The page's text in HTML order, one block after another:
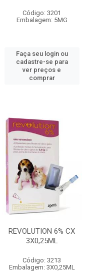
Código: 3201
Embalagem: 5MG
Faça seu login ou
cadastre-se para
ver preços e
comprar
REVOLUTION 6% CX
3X0,25ML
Código: 3213
Embalagem: 3X0,25ML